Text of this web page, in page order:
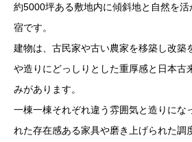
約5000坪ある敷地内に傾斜地と自然を
宿です。
建物は、古民家や古い農家を移築し改築
や造りにどっしりとした重厚感と日本古
みがあります。
一棟一棟それぞれ違う雰囲気と造りにな
れた存在感ある家具や磨き上げられた調